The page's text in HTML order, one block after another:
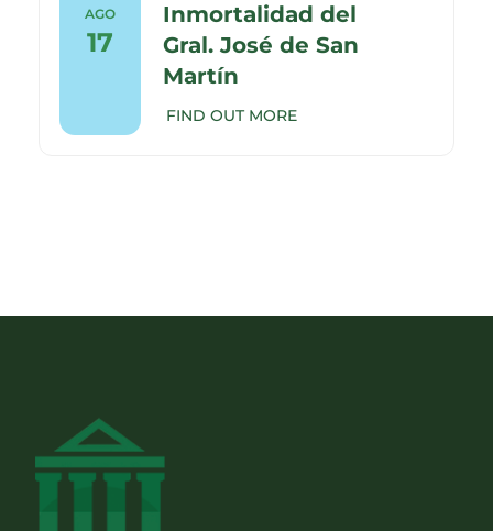
AGO
17
Inmortalidad del
Gral. José de San
Martín
FIND OUT MORE